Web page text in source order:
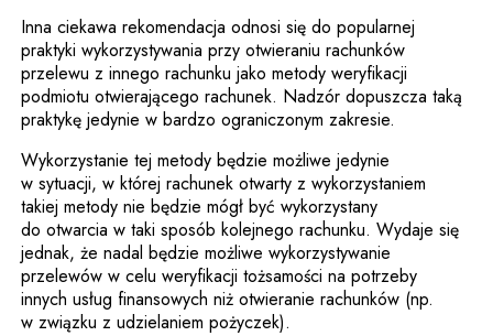
Inna ciekawa rekomendacja odnosi się do popularnej
praktyki wykorzystywania przy otwieraniu rachunków
przelewu z innego rachunku jako metody weryfikacji
podmiotu otwierającego rachunek. Nadzór dopuszcza taką
praktykę jedynie w bardzo ograniczonym zakresie.
Wykorzystanie tej metody będzie możliwe jedynie
w sytuacji, w której rachunek otwarty z wykorzystaniem
takiej metody nie będzie mógł być wykorzystany
do otwarcia w taki sposób kolejnego rachunku. Wydaje się
jednak, że nadal będzie możliwe wykorzystywanie
przelewów w celu weryfikacji tożsamości na potrzeby
innych usług finansowych niż otwieranie rachunków (np.
w związku z udzielaniem pożyczek).